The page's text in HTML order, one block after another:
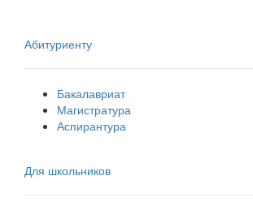
Абитуриенту
Бакалавриат
Магистратура
Аспирантура
Для школьников